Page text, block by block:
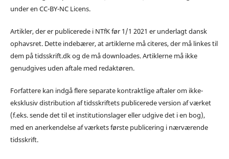
under en CC-BY-NC Licens.
Artikler, der er publicerede i NTfK før 1/1 2021 er underlagt dansk
ophavsret. Dette indebærer, at artiklerne må citeres, der må linkes til
dem på tidsskrift.dk og de må downloades. Artiklerne må ikke
genudgives uden aftale med redaktøren.
Forfattere kan indgå flere separate kontraktlige aftaler om ikke-
eksklusiv distribution af tidsskriftets publicerede version af værket
(f.eks. sende det til et institutionslager eller udgive det i en bog),
med en anerkendelse af værkets første publicering i nærværende
tidsskrift.